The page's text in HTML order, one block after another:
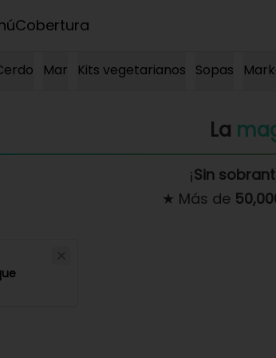
Cobertura
Mar Kits vegetarianos Sopas
La
¡Sin
★ Más de